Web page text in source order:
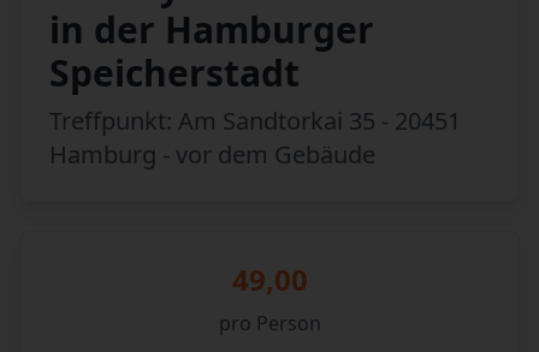
in der Hamburger
Speicherstadt
Treffpunkt: Am Sandtorkai 35 - 20451
Hamburg - vor dem Gebäude
49,00
pro Person